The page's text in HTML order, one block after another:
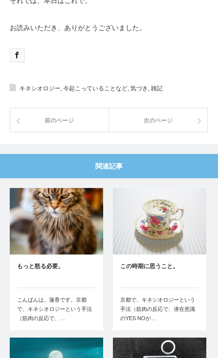
お読みいただき、ありがとうございました。
キネシオロジー, 今起こっていることなど, 気づき , 雑記
前のページ 次のページ
関連記事
もっと怒る必要。
こんばんは。蓮香です。京都
で、キネシオロジーという手法
（筋肉の反応で、…
この時期に思うこと。
京都で、キネシオロジーという
手法（筋肉の反応で、潜在意識
のYES NOが…